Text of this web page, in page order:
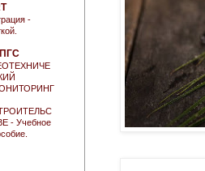
-
- Учебное